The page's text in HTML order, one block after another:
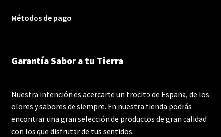
Métodos de pago
Garantía Sabor a tu Tierra
Nuestra intención es acercarte un trocito de España, de los
olores y sabores de siempre. En nuestra tienda podrás
encontrar una gran selección de productos de gran calidad
con los que disfrutar de tus sentidos.